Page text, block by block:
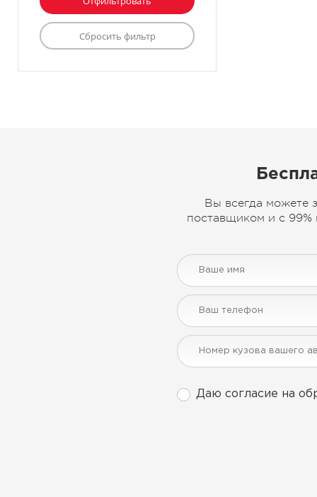
Вы всегда можете
поставщиком и с 99%
Даю согласие на